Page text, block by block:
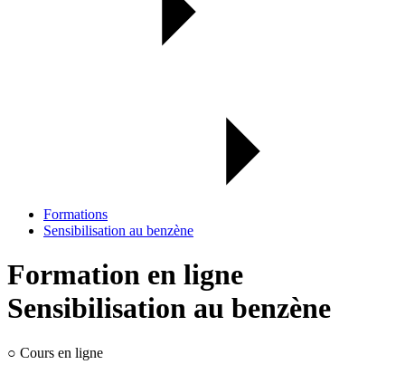
Formations
Sensibilisation au benzène
Formation en ligne
Sensibilisation au benzène
○ Cours en ligne